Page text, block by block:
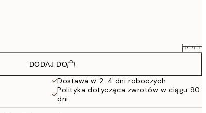
118,40 zł
109,80 zł
DODAJ DO
Dostawa w 2-4 dni roboczych
Polityka dotycząca zwrotów w ciągu 90
dni